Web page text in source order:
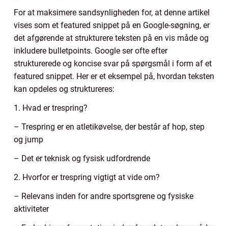
For at maksimere sandsynligheden for, at denne artikel
vises som et featured snippet på en Google-søgning, er
det afgørende at strukturere teksten på en vis måde og
inkludere bulletpoints. Google ser ofte efter
strukturerede og koncise svar på spørgsmål i form af et
featured snippet. Her er et eksempel på, hvordan teksten
kan opdeles og struktureres:
1. Hvad er trespring?
– Trespring er en atletikøvelse, der består af hop, step
og jump
– Det er teknisk og fysisk udfordrende
2. Hvorfor er trespring vigtigt at vide om?
– Relevans inden for andre sportsgrene og fysiske
aktiviteter